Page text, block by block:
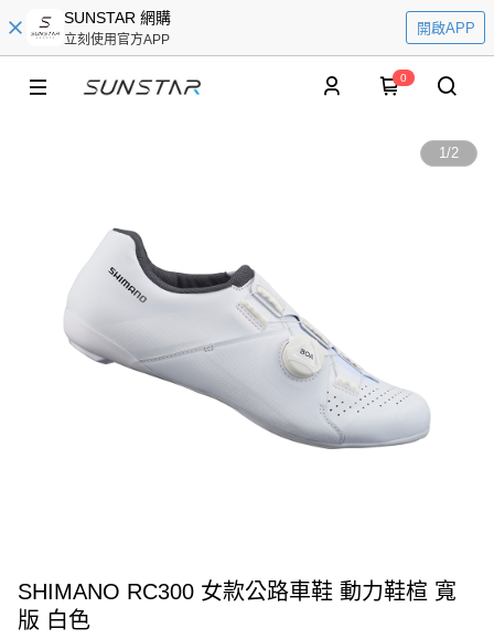
SUNSTAR 網購
立刻使用官方APP
開啟APP
0
1/2
SHIMANO RC300 女款公路車鞋 動力鞋楦 寬
版 白色